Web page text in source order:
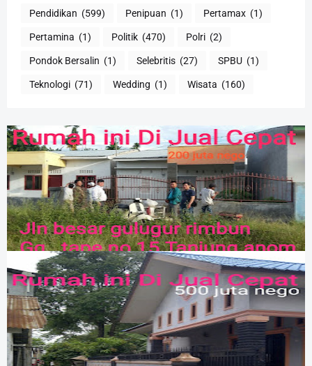
Pendidikan (599) Penipuan (1) Pertamax (1)
Pertamina (1) Politik (470) Polri (2)
Pondok Bersalin (1) Selebritis (27) SPBU (1)
Teknologi (71) Wedding (1) Wisata (160)